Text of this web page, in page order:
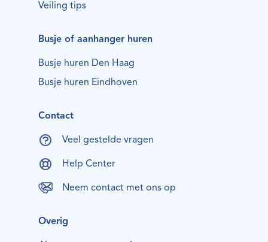
Veiling tips
Busje of aanhanger huren
Busje huren Den Haag
Busje huren Eindhoven
Contact
Veel gestelde vragen
Help Center
Neem contact met ons op
Overig